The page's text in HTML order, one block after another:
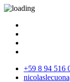
+59 8 94 516